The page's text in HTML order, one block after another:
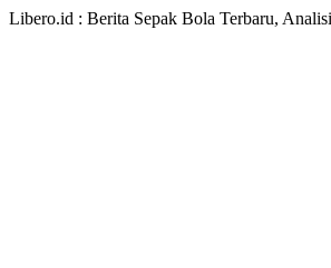
Libero.id : Berita Sepak Bola Terbaru,